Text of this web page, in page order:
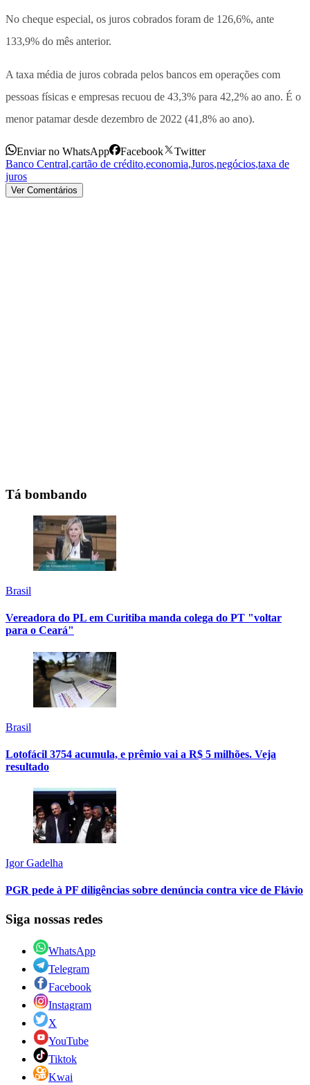
No cheque especial, os juros cobrados foram de 126,6%, ante
133,9% do mês anterior.
A taxa média de juros cobrada pelos bancos em operações com
pessoas físicas e empresas recuou de 43,3% para 42,2% ao ano. É o
menor patamar desde dezembro de 2022 (41,8% ao ano).
Enviar no WhatsApp Facebook
Twitter
Banco Central,cartão de crédito,economia,Juros,negócios,taxa de
juros
Ver Comentários
Tá bombando
Brasil
Vereadora do PL em Curitiba manda colega do PT "voltar
para o Ceará"
Brasil
Lotofácil 3754 acumula, e prêmio vai a R$ 5 milhões. Veja
resultado
Igor Gadelha
PGR pede à PF diligências sobre denúncia contra vice de Flávio
Siga nossas redes
WhatsApp
Telegram
Facebook
Instagram
X
YouTube
Tiktok
Kwai